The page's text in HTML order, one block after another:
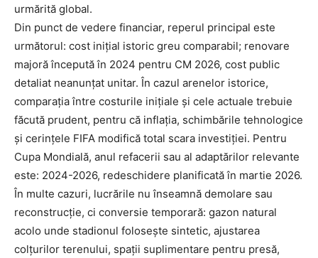
urmărită global.
Din punct de vedere financiar, reperul principal este
următorul: cost inițial istoric greu comparabil; renovare
majoră începută în 2024 pentru CM 2026, cost public
detaliat neanunțat unitar. În cazul arenelor istorice,
comparația între costurile inițiale și cele actuale trebuie
făcută prudent, pentru că inflația, schimbările tehnologice
și cerințele FIFA modifică total scara investiției. Pentru
Cupa Mondială, anul refacerii sau al adaptărilor relevante
este: 2024-2026, redeschidere planificată în martie 2026.
În multe cazuri, lucrările nu înseamnă demolare sau
reconstrucție, ci conversie temporară: gazon natural
acolo unde stadionul folosește sintetic, ajustarea
colțurilor terenului, spații suplimentare pentru presă,